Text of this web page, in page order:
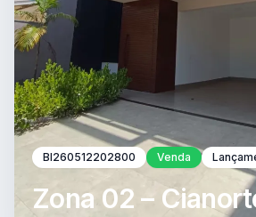
BI260512202800 Venda
Zona 02 –